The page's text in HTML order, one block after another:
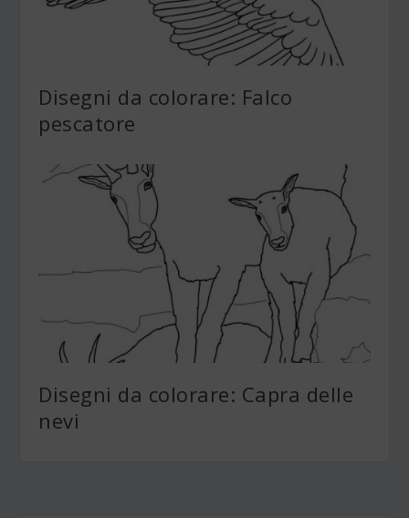
Disegni da colorare: Falco
pescatore
Disegni da colorare: Capra delle
nevi